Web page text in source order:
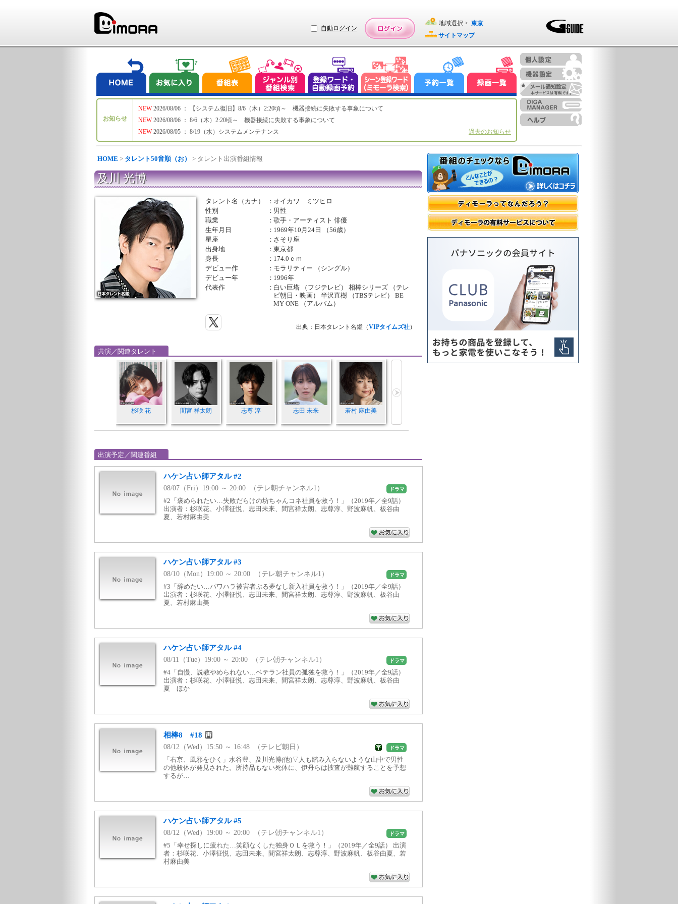
自動ログイン
地域選択 > 東京
サイトマップ
お知らせ
NEW
NEW
NEW
2026/08/06 ： 【システム復旧】8/6（木）2:20頃～ 機器接続に失敗する事象について
2026/08/06 ： 8/6（木）2:20頃～ 機器接続に失敗する事象について
2026/08/05 ： 8/19（水）システムメンテナンス
過去のお知らせ
HOME > タレント50音順（お） > タレント出演番組情報
及川 光博
タレント名（カナ） ： オイカワ ミツヒロ
性別
： 男性
職業
：歌手・アーティスト 俳優
生年月日
： 1969年10月24日 （56歳）
星座
： さそり座
出身地
：東京都
身長
： 174.0ｃｍ
デビュー作
： モラリティー （シングル）
デビュー年
： 1996年
代表作
： 白い巨塔 （フジテレビ） 相棒シリーズ （テレ
ビ朝日・映画） 半沢直樹 （TBSテレビ） BE
MY ONE （アルバム）
出典：日本タレント名鑑（VIPタイムズ社）
共演／関連タレント
杉咲 花 間宮 祥太朗 志尊 淳 志田 未来 若村 麻由美
出演予定／関連番組
ハケン占い師アタル #2
08/07（Fri）19:00 ～ 20:00 （テレ朝チャンネル1） ドラマ
#2「褒められたい…失敗だらけの坊ちゃんコネ社員を救う！」（2019年／全9話）
出演者：杉咲花、小澤征悦、志田未来、間宮祥太朗、志尊淳、野波麻帆、板谷由
夏、若村麻由美
ハケン占い師アタル #3
08/10（Mon）19:00 ～ 20:00 （テレ朝チャンネル1） ドラマ
#3「辞めたい…パワハラ被害者ぶる夢なし新入社員を救う！」（2019年／全9話）
出演者：杉咲花、小澤征悦、志田未来、間宮祥太朗、志尊淳、野波麻帆、板谷由
夏、若村麻由美
ハケン占い師アタル #4
08/11（Tue）19:00 ～ 20:00 （テレ朝チャンネル1） ドラマ
#4「自慢、説教やめられない…ベテラン社員の孤独を救う！」（2019年／全9話）
出演者：杉咲花、小澤征悦、志田未来、間宮祥太朗、志尊淳、野波麻帆、板谷由
夏 ほか
相棒8 #18
08/12（Wed）15:50 ～ 16:48 （テレビ朝日） ドラマ
「右京、風邪をひく」水谷豊、及川光博(他)▽人も踏み入らないような山中で男性
の他殺体が発見された。所持品もない死体に、伊丹らは捜査が難航することを予想
するが…
ハケン占い師アタル #5
08/12（Wed）19:00 ～ 20:00 （テレ朝チャンネル1） ドラマ
#5「幸せ探しに疲れた…笑顔なくした独身ＯＬを救う！」（2019年／全9話） 出演
者：杉咲花、小澤征悦、志田未来、間宮祥太朗、志尊淳、野波麻帆、板谷由夏、若
村麻由美